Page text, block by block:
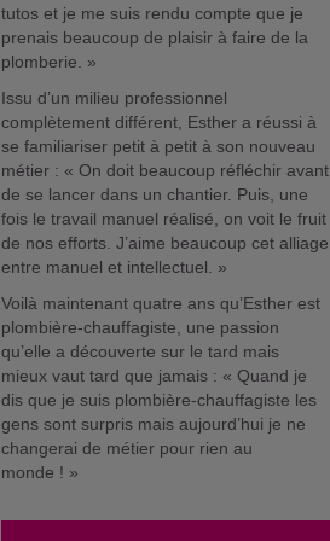
tutos et je me suis rendu compte que je
prenais beaucoup de plaisir à faire de la
plomberie. »
Issu d’un milieu professionnel
complètement différent, Esther a réussi à
se familiariser petit à petit à son nouveau
métier : « On doit beaucoup réfléchir avant
de se lancer dans un chantier. Puis, une
fois le travail manuel réalisé, on voit le fruit
de nos efforts. J’aime beaucoup cet alliage
entre manuel et intellectuel. »
Voilà maintenant quatre ans qu’Esther est
plombière-chauffagiste, une passion
qu’elle a découverte sur le tard mais
mieux vaut tard que jamais : « Quand je
dis que je suis plombière-chauffagiste les
gens sont surpris mais aujourd’hui je ne
changerai de métier pour rien au
monde ! »